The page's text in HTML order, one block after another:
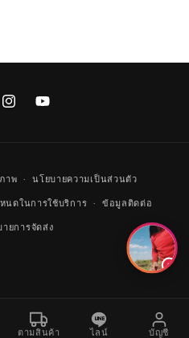
InstagramYouTube
การ
ชำระ
เงิน
าพ นโยบายความเป็นส่วนตัว
นดในการใช้บริการ ข้อมูลติดต่อ
ายการจัดส่ง
ตามสินค้า ไลน์ บัญชี